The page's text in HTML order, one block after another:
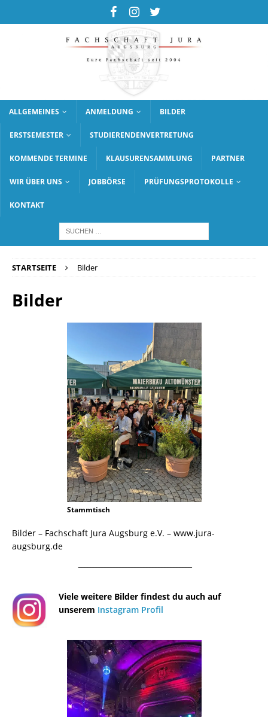
ALLGEMEINES ANMELDUNG BILDER
ERSTSEMESTER STUDIERENDENVERTRETUNG
KOMMENDE TERMINE KLAUSURENSAMMLUNG PARTNER
WIR ÜBER UNS JOBBÖRSE PRÜFUNGSPROTOKOLLE
KONTAKT
STARTSEITE Bilder
Bilder
Stammtisch
Bilder – Fachschaft Jura Augsburg e.V. – www.jura-
augsburg.de
¯¯¯¯¯¯¯¯¯¯¯¯¯¯¯¯¯¯¯¯¯¯¯¯¯¯¯¯¯¯¯¯¯¯¯¯¯¯
Viele weitere Bilder findest du auch auf
unserem Instagram Profil